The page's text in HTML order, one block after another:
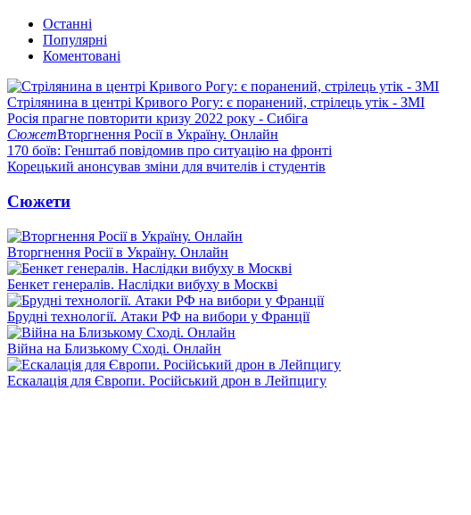
Останні
Популярні
Коментовані
Стрілянина в центрі Кривого Рогу: є поранений, стрілець утік - ЗМІ
Росія прагне повторити кризу 2022 року - Сибіга
СюжетВторгнення Росії в Україну. Онлайн
170 боїв: Генштаб повідомив про ситуацію на фронті
Корецький анонсував зміни для вчителів і студентів
Сюжети
Вторгнення Росії в Україну. Онлайн
Бенкет генералів. Наслідки вибуху в Москві
Брудні технології. Атаки РФ на вибори у Франції
Війна на Близькому Сході. Онлайн
Ескалація для Європи. Російський дрон в Лейпцигу